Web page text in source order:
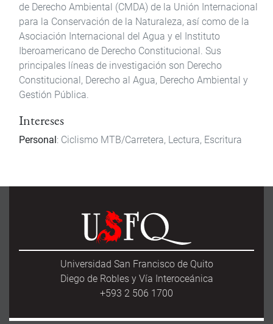
de Derecho Ambiental (CMDA) de la Unión Internacional
para la Conservación de la Naturaleza, así como de la
Asociación Internacional del Agua y el Instituto
Iberoamericano de Derecho Constitucional. Sus
principales líneas de investigación son Derecho
Constitucional, Derecho al Agua, Derecho Ambiental y
Gestión Pública.
Intereses
Personal: Ciclismo MTB/Carretera, Lectura, Escritura
Universidad San Francisco de Quito
Diego de Robles y Vía Interoceánica
+593 2 506 1700